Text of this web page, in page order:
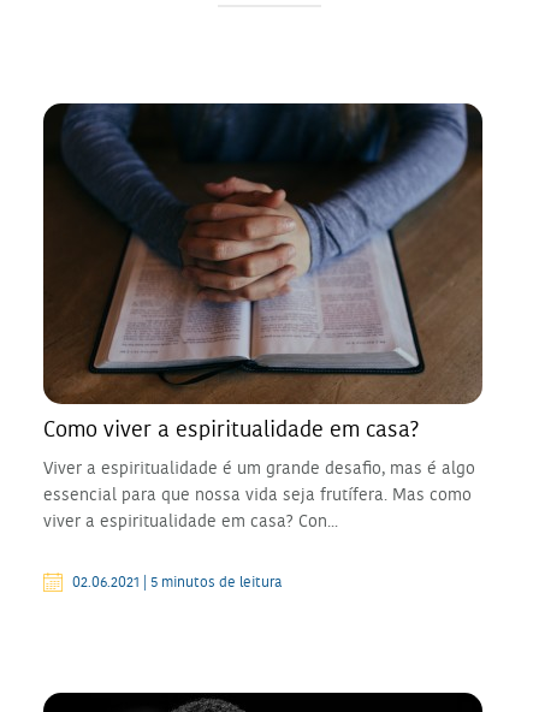
Como viver a espiritualidade em casa?
Viver a espiritualidade é um grande desafio, mas é algo
essencial para que nossa vida seja frutífera. Mas como
viver a espiritualidade em casa? Con...
02.06.2021 | 5 minutos de leitura